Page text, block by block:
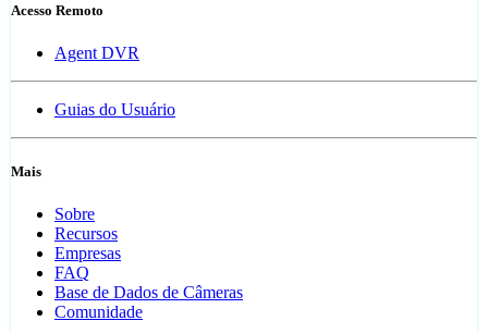
Acesso Remoto
Agent DVR
Guias do Usuário
Mais
Sobre
Recursos
Empresas
FAQ
Base de Dados de Câmeras
Comunidade